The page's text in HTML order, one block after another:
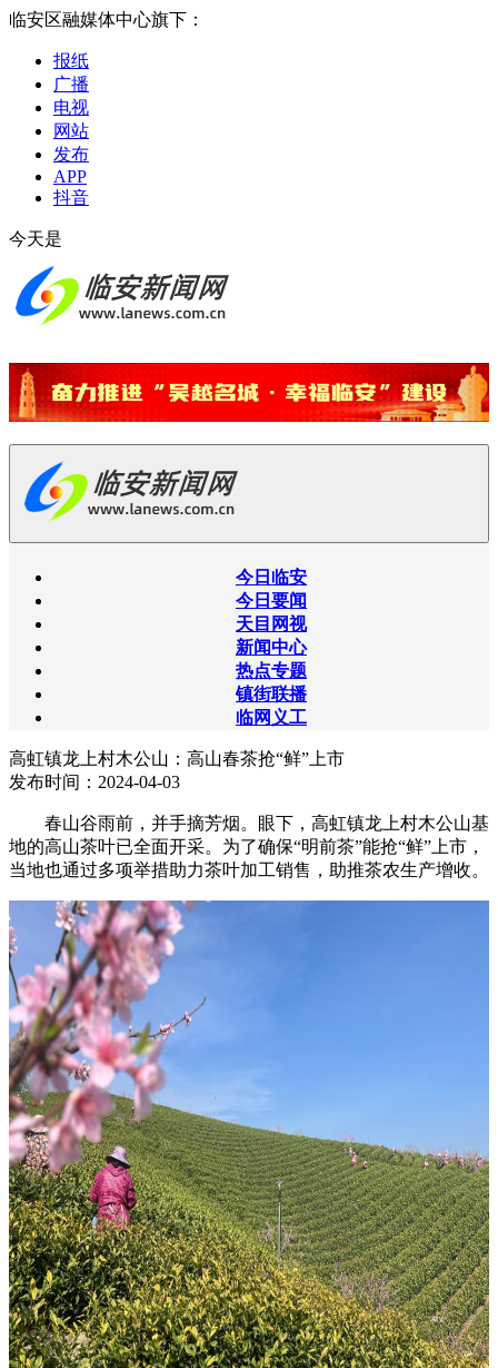
临安区融媒体中心旗下：
报纸
广播
电视
网站
发布
APP
抖音
今天是
今日临安
今日要闻
天目网视
新闻中心
热点专题
镇街联播
临网义工
高虹镇龙上村木公山：高山春茶抢“鲜”上市
发布时间：2024-04-03
春山谷雨前，并手摘芳烟。眼下，高虹镇龙上村木公山基
地的高山茶叶已全面开采。为了确保“明前茶”能抢“鲜”上市，
当地也通过多项举措助力茶叶加工销售，助推茶农生产增收。